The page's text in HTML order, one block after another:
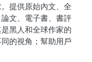
提供原始內文、全
文、電子書、書評
黑人和全球作家的
的視角；幫助用戶